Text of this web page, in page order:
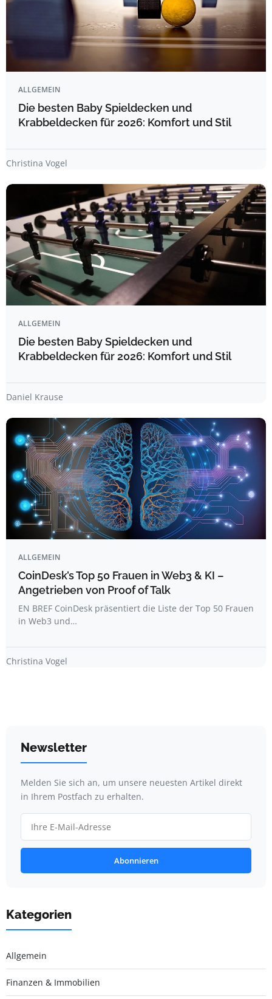
ALLGEMEIN
Die besten Baby Spieldecken und
Krabbeldecken für 2026: Komfort und Stil
Christina Vogel
ALLGEMEIN
Die besten Baby Spieldecken und
Krabbeldecken für 2026: Komfort und Stil
Daniel Krause
ALLGEMEIN
CoinDesk’s Top 50 Frauen in Web3 & KI –
Angetrieben von Proof of Talk
EN BREF CoinDesk präsentiert die Liste der Top 50 Frauen
in Web3 und…
Christina Vogel
Newsletter
Melden Sie sich an, um unsere neuesten Artikel direkt
in Ihrem Postfach zu erhalten.
Abonnieren
Kategorien
Allgemein
Finanzen & Immobilien